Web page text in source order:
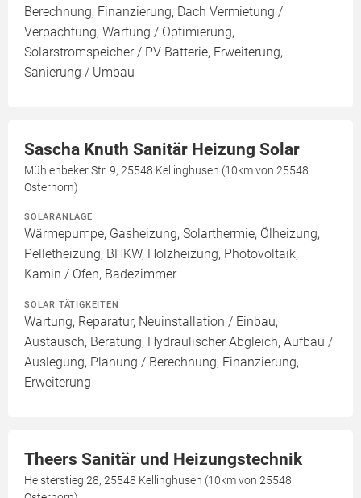
Berechnung, Finanzierung, Dach Vermietung /
Verpachtung, Wartung / Optimierung,
Solarstromspeicher / PV Batterie, Erweiterung,
Sanierung / Umbau
Sascha Knuth Sanitär Heizung Solar
Mühlenbeker Str. 9, 25548 Kellinghusen (10km von 25548
Osterhorn)
SOLARANLAGE
Wärmepumpe, Gasheizung, Solarthermie, Ölheizung,
Pelletheizung, BHKW, Holzheizung, Photovoltaik,
Kamin / Ofen, Badezimmer
SOLAR TÄTIGKEITEN
Wartung, Reparatur, Neuinstallation / Einbau,
Austausch, Beratung, Hydraulischer Abgleich, Aufbau /
Auslegung, Planung / Berechnung, Finanzierung,
Erweiterung
Theers Sanitär und Heizungstechnik
Heisterstieg 28, 25548 Kellinghusen (10km von 25548